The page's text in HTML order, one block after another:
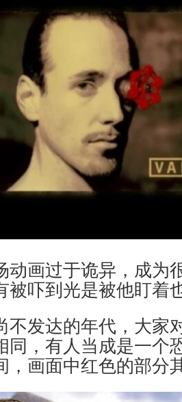
动画过于诡异，成为
被吓到光是被他盯着
不发达的年代，大家
同，有人当成是一个
，画面中红色的部分